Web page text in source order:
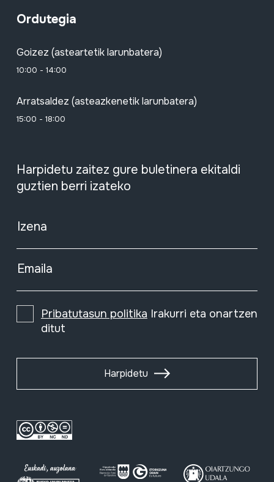
Ordutegia
Goizez (asteartetik larunbatera)
10:00 - 14:00
Arratsaldez (asteazkenetik larunbatera)
15:00 - 18:00
Harpidetu zaitez gure buletinera ekitaldi
guztien berri izateko
Izena
Emaila
Pribatutasun politika Irakurri eta onartzen
ditut
Harpidetu